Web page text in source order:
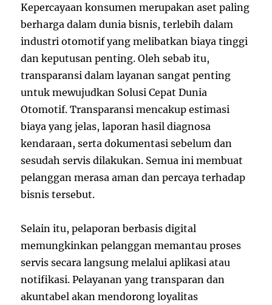
Kepercayaan konsumen merupakan aset paling
berharga dalam dunia bisnis, terlebih dalam
industri otomotif yang melibatkan biaya tinggi
dan keputusan penting. Oleh sebab itu,
transparansi dalam layanan sangat penting
untuk mewujudkan Solusi Cepat Dunia
Otomotif. Transparansi mencakup estimasi
biaya yang jelas, laporan hasil diagnosa
kendaraan, serta dokumentasi sebelum dan
sesudah servis dilakukan. Semua ini membuat
pelanggan merasa aman dan percaya terhadap
bisnis tersebut.
Selain itu, pelaporan berbasis digital
memungkinkan pelanggan memantau proses
servis secara langsung melalui aplikasi atau
notifikasi. Pelayanan yang transparan dan
akuntabel akan mendorong loyalitas